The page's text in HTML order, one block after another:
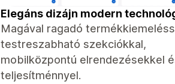
Elegáns dizájn modern
Magával ragadó
testreszabható szekciókkal,
mobilközpontú elrendezésekkel
teljesítménnyel.